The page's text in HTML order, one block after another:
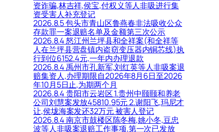
资诈骗,林吉祥,侯宝,付权义等人非吸进行集
资受害人补充登记
2026.8.5 包头市青山区鲁燕春非法吸收公众
存款罪一案退赔名单及金额第三次公示
2026.8.4 怒江州兰坪县和全祥案(和全祥等
人在兰坪县营盘镇内盗窃变压器内铜芯线)执
行到位6152.4元,一年内办理退款
2026.8.4 禹州市孔新军,刘红英等人非吸案退
赔集资人,办理期限自2026年8月6日至2026
年10月5日止,为期两个月
2026.8.4 贵阳市云岩区 1.贵州中颐颐和养老
公司刘慧案发放45810.95元 2.谢阳飞,玛尼才
让,侯垅海案发还32万元 被害人登记
2026.8.4 南京市鼓楼区陈冬梅,姚小冬,豆忠
波等人非吸案退赔工作事项,第一次已发放